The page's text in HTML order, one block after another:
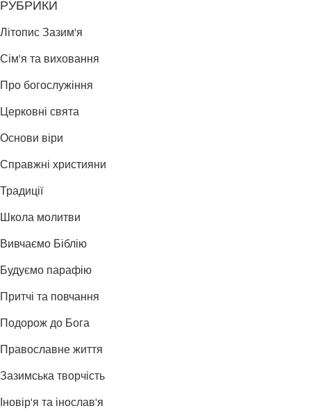
РУБРИКИ
Літопис Зазим'я
Сім'я та виховання
Про богослужіння
Церковні свята
Основи віри
Справжні християни
Традиції
Школа молитви
Вивчаємо Біблію
Будуємо парафію
Притчі та повчання
Подорож до Бога
Православне життя
Зазимська творчість
Іновір'я та інослав'я